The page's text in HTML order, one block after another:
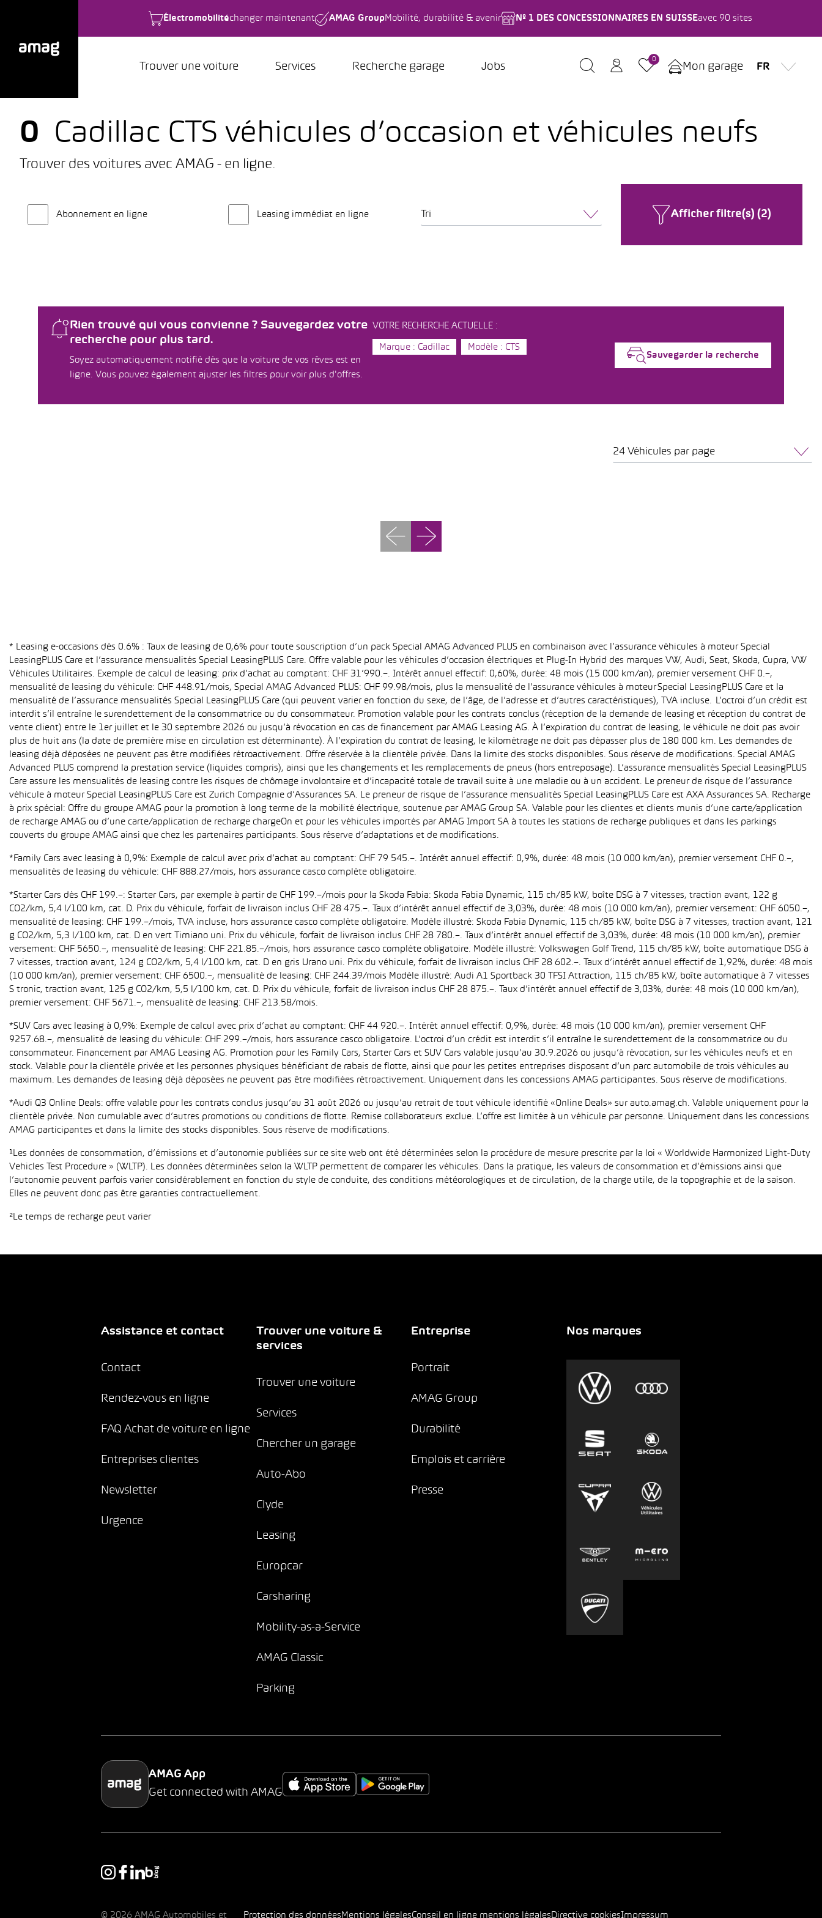
Électromobilitéchanger maintenant AMAG Group Mobilité, durabilité & avenir Nº 1 DES CONCESSIONNAIRES EN SUISSEavec 90 sites
Trouver une voiture Services Recherche garage Jobs
0
Mon garage FR
0 Cadillac CTS véhicules d’occasion et véhicules neufs
Trouver des voitures avec AMAG - en ligne.
Abonnement en ligne Leasing immédiat en ligne Tri Afficher filtre(s) (2)
Rien trouvé qui vous convienne ? Sauvegardez votre
recherche pour plus tard.
Soyez automatiquement notifié dès que la voiture de vos rêves est en
ligne. Vous pouvez également ajuster les filtres pour voir plus d'offres.
VOTRE RECHERCHE ACTUELLE :
Marque : Cadillac
Modèle : CTS
Sauvegarder la recherche
24 Véhicules par page
* Leasing e-occasions dès 0.6% : Taux de leasing de 0,6% pour toute souscription d’un pack Special AMAG Advanced PLUS en combinaison avec l’assurance véhicules à moteur Special
LeasingPLUS Care et l’assurance mensualités Special LeasingPLUS Care. Offre valable pour les véhicules d’occasion électriques et Plug-In Hybrid des marques VW, Audi, Seat, Skoda, Cupra, VW
Véhicules Utilitaires. Exemple de calcul de leasing: prix d’achat au comptant: CHF 31’990.–. Intérêt annuel effectif: 0,60%, durée: 48 mois (15 000 km/an), premier versement CHF 0.–,
mensualité de leasing du véhicule: CHF 448.91/mois, Special AMAG Advanced PLUS: CHF 99.98/mois, plus la mensualité de l’assurance véhicules à moteur Special LeasingPLUS Care et la
mensualité de l’assurance mensualités Special LeasingPLUS Care (qui peuvent varier en fonction du sexe, de l’âge, de l’adresse et d’autres caractéristiques), TVA incluse. L’octroi d’un crédit est
interdit s’il entraîne le surendettement de la consommatrice ou du consommateur. Promotion valable pour les contrats conclus (réception de la demande de leasing et réception du contrat de
vente client) entre le 1er juillet et le 30 septembre 2026 ou jusqu’à révocation en cas de financement par AMAG Leasing AG. À l’expiration du contrat de leasing, le véhicule ne doit pas avoir
plus de huit ans (la date de première mise en circulation est déterminante). À l’expiration du contrat de leasing, le kilométrage ne doit pas dépasser plus de 180 000 km. Les demandes de
leasing déjà déposées ne peuvent pas être modifiées rétroactivement. Offre réservée à la clientèle privée. Dans la limite des stocks disponibles. Sous réserve de modifications. Special AMAG
Advanced PLUS comprend la prestation service (liquides compris), ainsi que les changements et les remplacements de pneus (hors entreposage). L’assurance mensualités Special LeasingPLUS
Care assure les mensualités de leasing contre les risques de chômage involontaire et d’incapacité totale de travail suite à une maladie ou à un accident. Le preneur de risque de l’assurance
véhicule à moteur Special LeasingPLUS Care est Zurich Compagnie d’Assurances SA. Le preneur de risque de l’assurance mensualités Special LeasingPLUS Care est AXA Assurances SA. Recharge
à prix spécial: Offre du groupe AMAG pour la promotion à long terme de la mobilité électrique, soutenue par AMAG Group SA. Valable pour les clientes et clients munis d’une carte/application
de recharge AMAG ou d’une carte/application de recharge chargeOn et pour les véhicules importés par AMAG Import SA à toutes les stations de recharge publiques et dans les parkings
couverts du groupe AMAG ainsi que chez les partenaires participants. Sous réserve d’adaptations et de modifications.
*Family Cars avec leasing à 0,9%: Exemple de calcul avec prix d’achat au comptant: CHF 79 545.–. Intérêt annuel effectif: 0,9%, durée: 48 mois (10 000 km/an), premier versement CHF 0.–,
mensualités de leasing du véhicule: CHF 888.27/mois, hors assurance casco complète obligatoire.
*Starter Cars dès CHF 199.–: Starter Cars, par exemple à partir de CHF 199.–/mois pour la Skoda Fabia: Skoda Fabia Dynamic, 115 ch/85 kW, boîte DSG à 7 vitesses, traction avant, 122 g
CO2/km, 5,4 l/100 km, cat. D. Prix du véhicule, forfait de livraison inclus CHF 28 475.–. Taux d’intérêt annuel effectif de 3,03%, durée: 48 mois (10 000 km/an), premier versement: CHF 6050.–,
mensualité de leasing: CHF 199.–/mois, TVA incluse, hors assurance casco complète obligatoire. Modèle illustré: Skoda Fabia Dynamic, 115 ch/85 kW, boîte DSG à 7 vitesses, traction avant, 121
g CO2/km, 5,3 l/100 km, cat. D en vert Timiano uni. Prix du véhicule, forfait de livraison inclus CHF 28 780.–. Taux d’intérêt annuel effectif de 3,03%, durée: 48 mois (10 000 km/an), premier
versement: CHF 5650.–, mensualité de leasing: CHF 221.85.–/mois, hors assurance casco complète obligatoire. Modèle illustré: Volkswagen Golf Trend, 115 ch/85 kW, boîte automatique DSG à
7 vitesses, traction avant, 124 g CO2/km, 5,4 l/100 km, cat. D en gris Urano uni. Prix du véhicule, forfait de livraison inclus CHF 28 602.–. Taux d’intérêt annuel effectif de 1,92%, durée: 48 mois
(10 000 km/an), premier versement: CHF 6500.–, mensualité de leasing: CHF 244.39/mois Modèle illustré: Audi A1 Sportback 30 TFSI Attraction, 115 ch/85 kW, boîte automatique à 7 vitesses
S tronic, traction avant, 125 g CO2/km, 5,5 l/100 km, cat. D. Prix du véhicule, forfait de livraison inclus CHF 28 875.–. Taux d’intérêt annuel effectif de 3,03%, durée: 48 mois (10 000 km/an),
premier versement: CHF 5671.–, mensualité de leasing: CHF 213.58/mois.
*SUV Cars avec leasing à 0,9%: Exemple de calcul avec prix d’achat au comptant: CHF 44 920.–. Intérêt annuel effectif: 0,9%, durée: 48 mois (10 000 km/an), premier versement CHF
9257.68.–, mensualité de leasing du véhicule: CHF 299.–/mois, hors assurance casco obligatoire. L’octroi d’un crédit est interdit s’il entraîne le surendettement de la consommatrice ou du
consommateur. Financement par AMAG Leasing AG. Promotion pour les Family Cars, Starter Cars et SUV Cars valable jusqu’au 30.9.2026 ou jusqu’à révocation, sur les véhicules neufs et en
stock. Valable pour la clientèle privée et les personnes physiques bénéficiant de rabais de flotte, ainsi que pour les petites entreprises disposant d’un parc automobile de trois véhicules au
maximum. Les demandes de leasing déjà déposées ne peuvent pas être modifiées rétroactivement. Uniquement dans les concessions AMAG participantes. Sous réserve de modifications.
*Audi Q3 Online Deals: offre valable pour les contrats conclus jusqu’au 31 août 2026 ou jusqu’au retrait de tout véhicule identifié «Online Deals» sur auto.amag.ch. Valable uniquement pour la
clientèle privée. Non cumulable avec d’autres promotions ou conditions de flotte. Remise collaborateurs exclue. L’offre est limitée à un véhicule par personne. Uniquement dans les concessions
AMAG participantes et dans la limite des stocks disponibles. Sous réserve de modifications.
¹Les données de consommation, d’émissions et d’autonomie publiées sur ce site web ont été déterminées selon la procédure de mesure prescrite par la loi « Worldwide Harmonized Light-Duty
Vehicles Test Procedure » (WLTP). Les données déterminées selon la WLTP permettent de comparer les véhicules. Dans la pratique, les valeurs de consommation et d’émissions ainsi que
l’autonomie peuvent parfois varier considérablement en fonction du style de conduite, des conditions météorologiques et de circulation, de la charge utile, de la topographie et de la saison.
Elles ne peuvent donc pas être garanties contractuellement.
²Le temps de recharge peut varier
Assistance et contact
Contact
Rendez-vous en ligne
FAQ Achat de voiture en ligne
Entreprises clientes
Newsletter
Urgence
Trouver une voiture &
services
Trouver une voiture
Services
Chercher un garage
Auto-Abo
Clyde
Leasing
Europcar
Carsharing
Mobility-as-a-Service
AMAG Classic
Parking
Entreprise
Portrait
AMAG Group
Durabilité
Emplois et carrière
Presse
Nos marques
AMAG App
Get connected with AMAG
© 2026 AMAG Automobiles et Protection des données Mentions légalesConseil en ligne mentions légales Directive cookiesImpressum